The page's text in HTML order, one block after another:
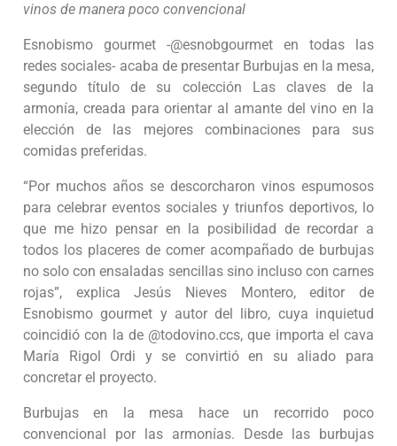
vinos de manera poco convencional
Esnobismo gourmet -@esnobgourmet en todas las
redes sociales- acaba de presentar Burbujas en la mesa,
segundo título de su colección Las claves de la
armonía, creada para orientar al amante del vino en la
elección de las mejores combinaciones para sus
comidas preferidas.
“Por muchos años se descorcharon vinos espumosos
para celebrar eventos sociales y triunfos deportivos, lo
que me hizo pensar en la posibilidad de recordar a
todos los placeres de comer acompañado de burbujas
no solo con ensaladas sencillas sino incluso con carnes
rojas”, explica Jesús Nieves Montero, editor de
Esnobismo gourmet y autor del libro, cuya inquietud
coincidió con la de @todovino.ccs, que importa el cava
María Rigol Ordi y se convirtió en su aliado para
concretar el proyecto.
Burbujas en la mesa hace un recorrido poco
convencional por las armonías. Desde las burbujas